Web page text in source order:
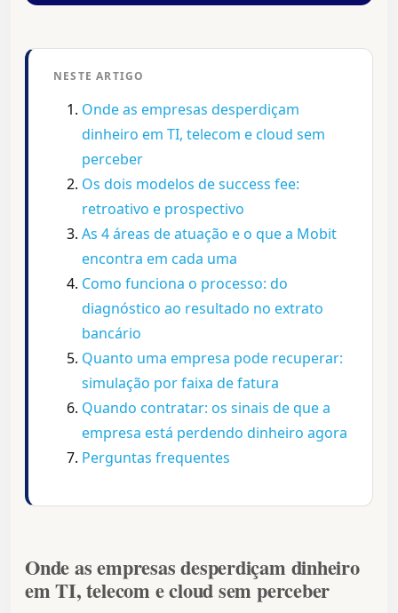
NESTE ARTIGO
Onde as empresas desperdiçam
dinheiro em TI, telecom e cloud sem
perceber
Os dois modelos de success fee:
retroativo e prospectivo
As 4 áreas de atuação e o que a Mobit
encontra em cada uma
Como funciona o processo: do
diagnóstico ao resultado no extrato
bancário
Quanto uma empresa pode recuperar:
simulação por faixa de fatura
Quando contratar: os sinais de que a
empresa está perdendo dinheiro agora
Perguntas frequentes
Onde as empresas desperdiçam dinheiro
em TI, telecom e cloud sem perceber